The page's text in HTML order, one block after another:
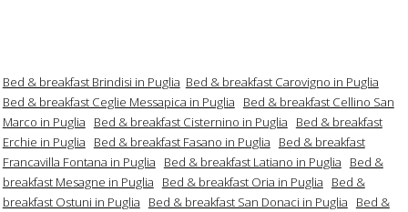
Bed & breakfast Brindisi in Puglia Bed & breakfast Carovigno in Puglia
Bed & breakfast Ceglie Messapica in Puglia
Bed & breakfast Cellino San
Marco in Puglia
Bed & breakfast Cisternino in Puglia
Bed & breakfast
Erchie in Puglia
Bed & breakfast Fasano in Puglia
Bed & breakfast
Francavilla Fontana in Puglia
Bed & breakfast Latiano in Puglia
Bed &
breakfast Mesagne in Puglia
Bed & breakfast Oria in Puglia
Bed &
breakfast Ostuni in Puglia
Bed & breakfast San Donaci in Puglia
Bed &